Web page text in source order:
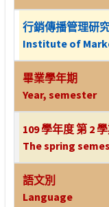
行銷傳播管理研
Institute of
畢業學年期
Year, semester
109 學年度 第 2
The spring
語文別
Language